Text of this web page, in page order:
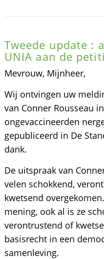
Tweede update :
UNIA aan de
Mevrouw, Mijnheer,
Wij ontvingen uw
van Conner Rousseau
ongevaccineerden
gepubliceerd in De
dank.
De uitspraak van
velen schokkend,
kwetsend
mening, ook al is ze
verontrustend of
basisrecht in een
samenleving.